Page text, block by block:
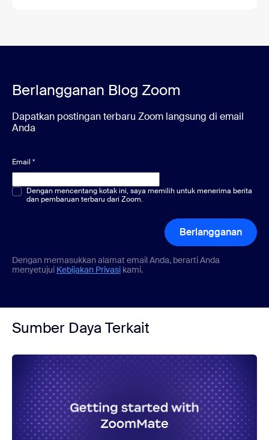
Berlangganan Blog Zoom
Dapatkan postingan terbaru Zoom langsung di email
Anda
Email *
Pilihan ganda atau tunggal*
Dengan mencentang kotak ini, saya memilih untuk menerima berita
dan pembaruan terbaru dari Zoom.
Berlangganan
Dengan memasukkan alamat email Anda, berarti Anda
menyetujui Kebijakan Privasi kami.
Sumber Daya Terkait